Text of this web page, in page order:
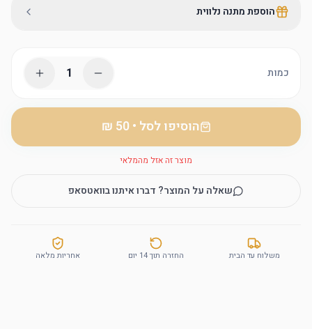
הוספת מתנה נלווית
כמות 1
הוסיפו לסל •
‏50 ₪
מוצר זה אזל מהמלאי
שאלה על המוצר? דברו איתנו בוואטסאפ
משלוח עד הבית החזרה תוך 14 יום אחריות מלאה